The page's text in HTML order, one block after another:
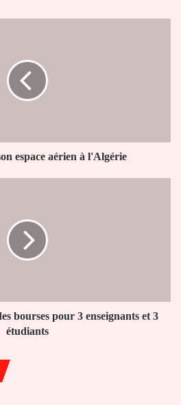
espace aérien à l'Algérie
bourses pour 3 enseignants et 3
étudiants